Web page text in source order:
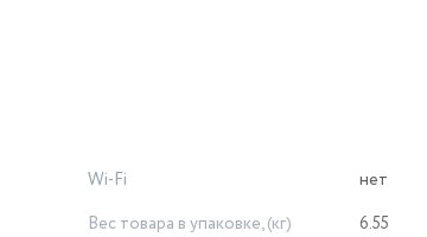
Wi-Fi
нет
Вес товара в упаковке, (кг)
6.55